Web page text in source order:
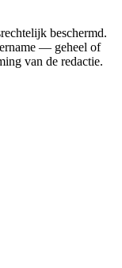
beschermd.
— geheel of
van de redactie.